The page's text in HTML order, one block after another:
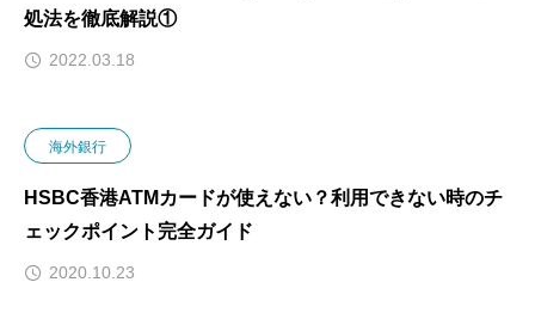
処法を徹底解説①
2022.03.18
海外銀行
HSBC香港ATMカードが使えない？利用できない時のチ
ェックポイント完全ガイド
2020.10.23